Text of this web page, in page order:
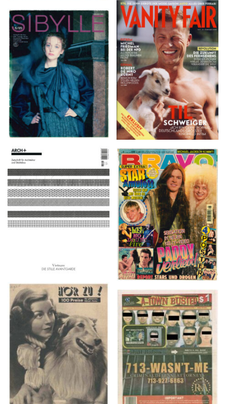
VANITY FAIR – Nr. 7 –
8. Februar 2007
SIBYLLE 6/89
ARCH+ Nr. 226, Herbst
2016
BRAVO – Nr. 8, 13. Febr.
1997
HÖR ZU! – 1949,
NUMMER 10, Woche
vom 27. Februar bis 05.
März
A-TOWN BUSTED –
8/15/16–9/1/16